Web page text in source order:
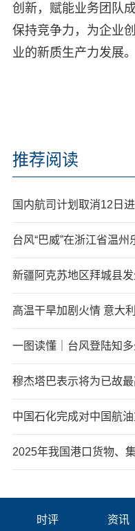
创新，赋能业务团队
保持竞争力，为企业
业的新质生产力发展。
推荐阅读
国内航司计划取消12日
台风“巴威”在浙江省温
新疆阿克苏地区拜城县
高温干旱加剧火情 意大
一图读懂｜台风登陆知多
穆杰塔巴表示将为已故
中国石化完成对中国航
2025年我国港口货物、
时评 资讯